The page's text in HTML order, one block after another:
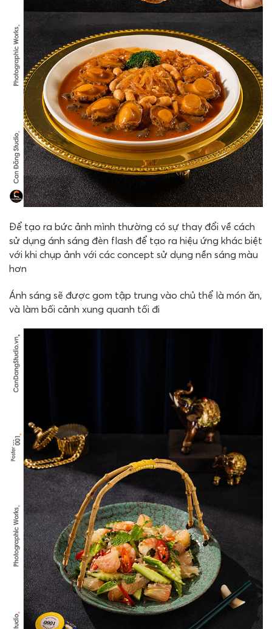
Để tạo ra bức ảnh mình thường có sự thay đổi về cách
sử dụng ánh sáng đèn flash để tạo ra hiệu ứng khác biệt
với khi chụp ảnh với các concept sử dụng nền sáng màu
hơn
Ánh sáng sẽ được gom tập trung vào chủ thể là món ăn,
và làm bối cảnh xung quanh tối đi